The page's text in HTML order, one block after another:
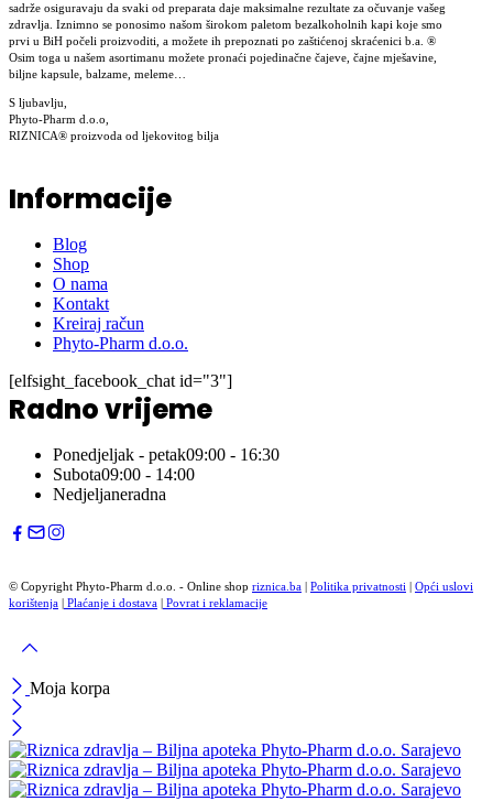
sadrže osiguravaju da svaki od preparata daje maksimalne rezultate za očuvanje vašeg
zdravlja. Iznimno se ponosimo našom širokom paletom bezalkoholnih kapi koje smo
prvi u BiH počeli proizvoditi, a možete ih prepoznati po zaštićenoj skraćenici b.a. ®
Osim toga u našem asortimanu možete pronaći pojedinačne čajeve, čajne mješavine,
biljne kapsule, balzame, meleme…
S ljubavlju,
Phyto-Pharm d.o.o,
RIZNICA® proizvoda od ljekovitog bilja
Informacije
Blog
Shop
O nama
Kontakt
Kreiraj račun
Phyto-Pharm d.o.o.
[elfsight_facebook_chat id="3"]
Radno vrijeme
Ponedjeljak - petak09:00 - 16:30
Subota09:00 - 14:00
Nedjeljaneradna
© Copyright Phyto-Pharm d.o.o. - Online shop riznica.ba Politika privatnosti
Opći uslovi
korištenja
Plaćanje i dostava Povrat i reklamacije
Moja korpa